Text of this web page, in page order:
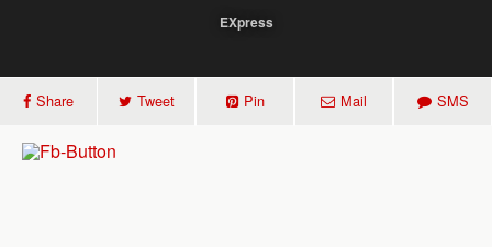
EXpress
Share Tweet Pin Mail SMS